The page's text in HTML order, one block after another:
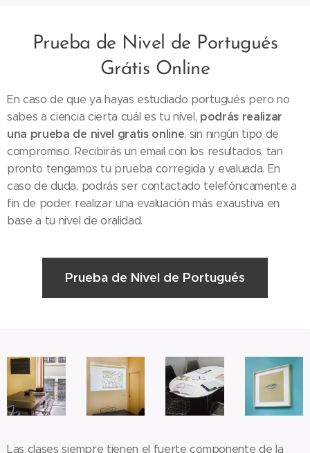
Prueba de Nivel de Portugués
Grátis Online
En caso de que ya hayas estudiado portugués pero no
sabes a ciencia cierta cuál es tu nivel, podrás realizar
una prueba de nivel gratis online, sin ningún tipo de
compromiso. Recibirás un email con los resultados, tan
pronto tengamos tu prueba corregida y evaluada. En
caso de duda, podrás ser contactado telefónicamente a
fin de poder realizar una evaluación más exaustiva en
base a tu nivel de oralidad.
Prueba de Nivel de Portugués
Las clases siempre tienen el fuerte componente de la